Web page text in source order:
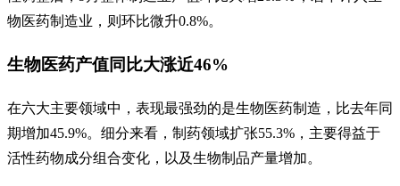
物医药制造业，则环比微升0.8%。
生物医药产值同比大涨近46%
在六大主要领域中，表现最强劲的是生物医药制造，比去年同
期增加45.9%。细分来看，制药领域扩张55.3%，主要得益于
活性药物成分组合变化，以及生物制品产量增加。